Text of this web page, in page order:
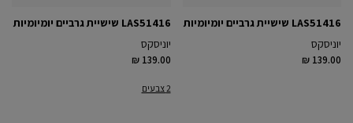
LAS51416 שישיית גרביים יומיומיות
יוניסקס
₪ 139.00
LAS51416 שישיית גרביים יומיומיות
יוניסקס
₪ 139.00
2 צבעים